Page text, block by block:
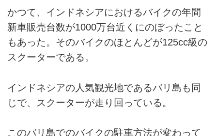
かつて、インドネシアにおけるバイクの年間
新車販売台数が1000万台近くにのぼったこと
もあった。そのバイクのほとんどが125cc級の
スクーターである。
インドネシアの人気観光地であるバリ島も同
じで、スクーターが走り回っている。
このバリ島でのバイクの駐車方法が変わって